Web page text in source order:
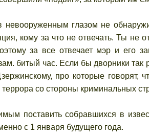
глазом не
кому за что не отвечать. Ты
за все отвечает мэр и его
битый час. Если бы дворники
про которые говорят,
со стороны криминальных
поставить собравшихся в
с 1 января будущего года.